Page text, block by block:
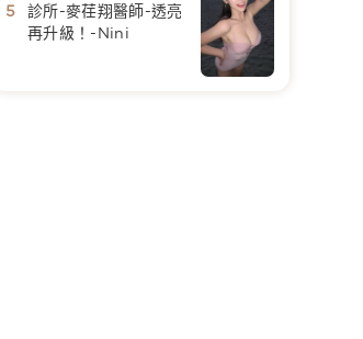
診所-麥荏翔醫師-透亮
再升級！-Nini